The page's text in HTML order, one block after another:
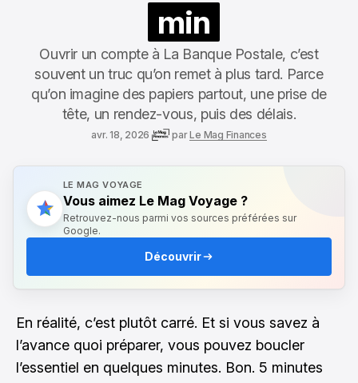
min
Ouvrir un compte à La Banque Postale, c’est
souvent un truc qu’on remet à plus tard. Parce
qu’on imagine des papiers partout, une prise de
tête, un rendez-vous, puis des délais.
avr. 18, 2026 parLe Mag Finances
LE MAG VOYAGE
Vous aimez Le Mag Voyage ?
Retrouvez-nous parmi vos sources préférées sur
Google.
Découvrir
En réalité, c’est plutôt carré. Et si vous savez à
l’avance quoi préparer, vous pouvez boucler
l’essentiel en quelques minutes. Bon. 5 minutes